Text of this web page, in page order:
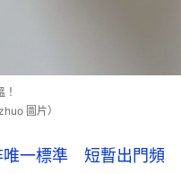
圖片）
唯一標準 短暫出門頻